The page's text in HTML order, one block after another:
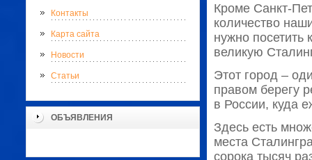
Контакты
Карта сайта
Новости
Статьи
ОБЪЯВЛЕНИЯ
Кроме Санкт-
количество
нужно посетить
великую
Этот город –
правом берегу
в России, куда
Здесь есть
места
сорока тысяч